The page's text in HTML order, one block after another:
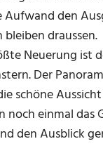
den
draussen.
Neuerung ist
Der
schöne
noch einmal das
den Ausblick